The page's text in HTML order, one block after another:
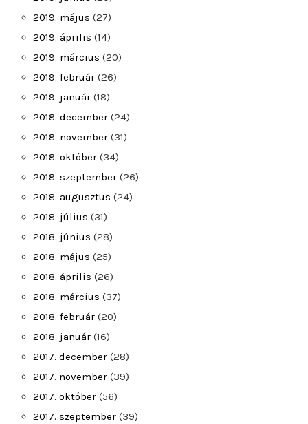
2019. május (27)
2019. április (14)
2019. március (20)
2019. február (26)
2019. január (18)
2018. december (24)
2018. november (31)
2018. október (34)
2018. szeptember (26)
2018. augusztus (24)
2018. július (31)
2018. június (28)
2018. május (25)
2018. április (26)
2018. március (37)
2018. február (20)
2018. január (16)
2017. december (28)
2017. november (39)
2017. október (56)
2017. szeptember (39)